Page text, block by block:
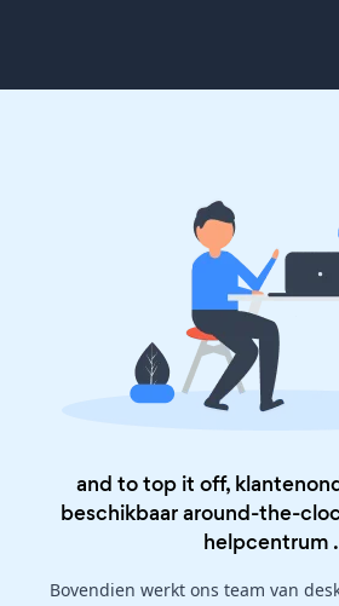
and to top it off,
beschikbaar around-the-
helpcentrum .
Bovendien werkt ons team van